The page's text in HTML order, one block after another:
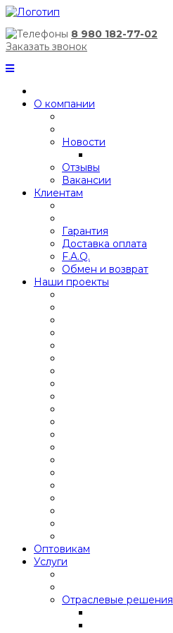
8 980 182-77-02
Заказать звонок
О компании
Новости
Отзывы
Вакансии
Клиентам
Гарантия
Доставка оплата
F.A.Q.
Обмен и возврат
Наши проекты
Оптовикам
Услуги
Отраслевые решения